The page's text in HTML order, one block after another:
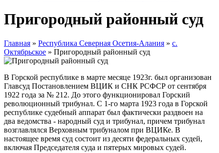
Пригородный районный суд
Главная » Республика Северная Осетия-Алания » с.
Октябрьское » Пригородный районный суд
В Горской республике в марте месяце 1923г. был организован
Главсуд Постановлением ВЦИК и СНК РСФСР от сентября
1922 года за № 212. До этого функционировал Горский
революционный трибунал. С 1-го марта 1923 года в Горской
республике судебный аппарат был фактически раздвоен на
два ведомства - народный суд и трибунал, причем трибунал
возглавлялся Верховным трибуналом при ВЦИКе. В
настоящее время суд состоит из десяти федеральных судей,
включая Председателя суда и пятерых мировых судей.